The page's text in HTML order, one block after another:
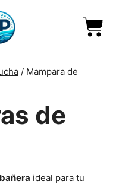
/ Mampara de
de
ideal para tu